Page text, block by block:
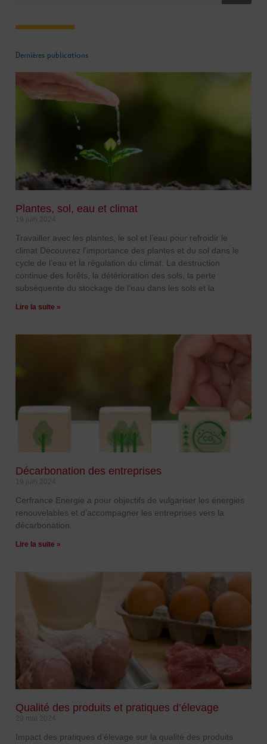
Dernières publications
Plantes, sol, eau et climat
Travailler avec les plantes, le sol et l’eau pour refroidir le
climat Découvrez l’importance des plantes et du sol dans le
cycle de l’eau et la régulation du climat. La destruction
continue des forêts, la détérioration des sols, la perte
subséquente du stockage de l‘eau dans les sols et la
Lire la suite »
Décarbonation des entreprises
Cerfrance Energie a pour objectifs de vulgariser les énergies
renouvelables et d’accompagner les entreprises vers la
décarbonation.
Lire la suite »
Qualité des produits et pratiques d’élevage
Impact des pratiques d’élevage sur la qualité des produits